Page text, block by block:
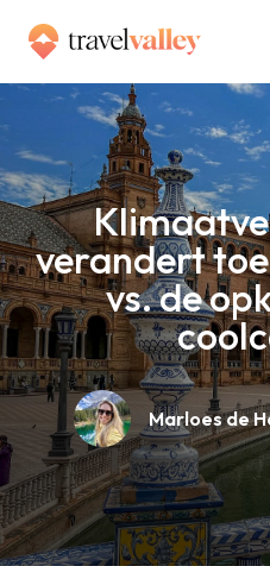
Home »
verandert
vs. de
Marloes de